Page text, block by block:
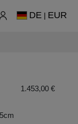
DE | EUR
1.453,00 €